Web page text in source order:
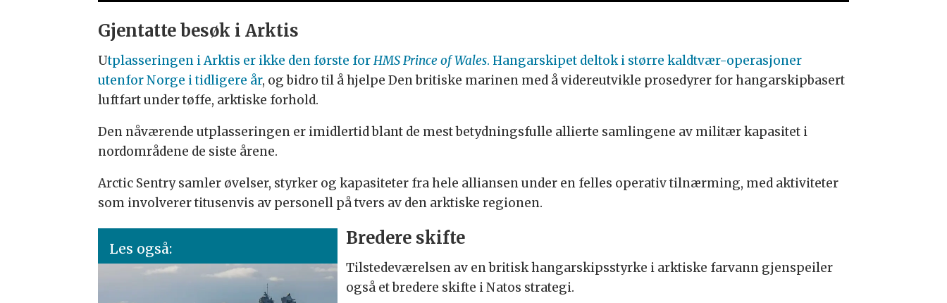
Gjentatte besøk i Arktis
Utplasseringen i Arktis er ikke den første forHMS Prince of Wales. Hangarskipet deltok i større kaldtvær-operasjoner
utenfor Norge i tidligere år, og bidro til å hjelpe Den britiske marinen med å videreutvikle prosedyrer for hangarskipbasert
luftfart under tøffe, arktiske forhold.
Den nåværende utplasseringen er imidlertid blant de mest betydningsfulle allierte samlingene av militær kapasitet i
nordområdene de siste årene.
Arctic Sentry samler øvelser, styrker og kapasiteter fra hele alliansen under en felles operativ tilnærming, med aktiviteter
som involverer titusenvis av personell på tvers av den arktiske regionen.
Les også:
Bredere skifte
Tilstedeværelsen av en britisk hangarskipsstyrke i arktiske farvann gjenspeiler
også et bredere skifte i Natos strategi.